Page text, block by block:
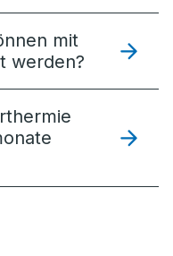
mit
werden?